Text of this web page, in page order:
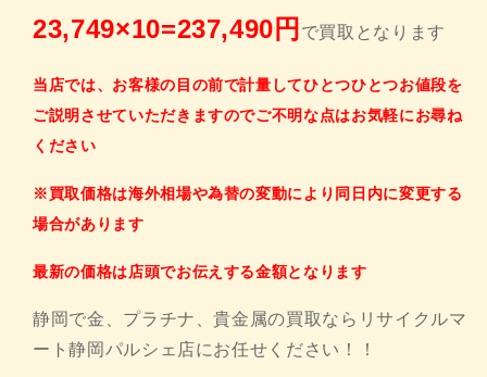
23,749×10=237,490 円 で買取となります
当店では、お客様の目の前で計量してひとつひとつお値段を
ご説明させていただきますのでご不明な点はお気軽にお尋ね
ください
※買取価格は海外相場や為替の変動により同日内に変更する
場合があります
最新の価格は店頭でお伝えする金額となります
静岡で金、プラチナ、貴金属の買取ならリサイクルマ
ート静岡パルシェ店にお任せください！！